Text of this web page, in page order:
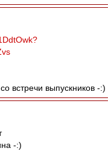
встречи выпускников -:)
-:)